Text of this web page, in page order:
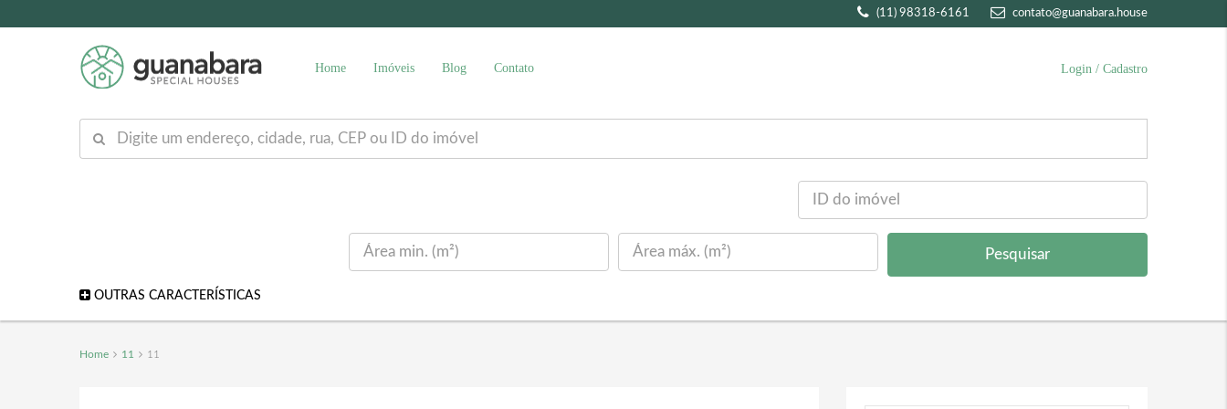
(11) 98318-6161 contato@guanabara.house
Home Imóveis Blog Contato Login / Cadastro
Pesquisar
OUTRAS CARACTERÍSTICAS
Home 11 11